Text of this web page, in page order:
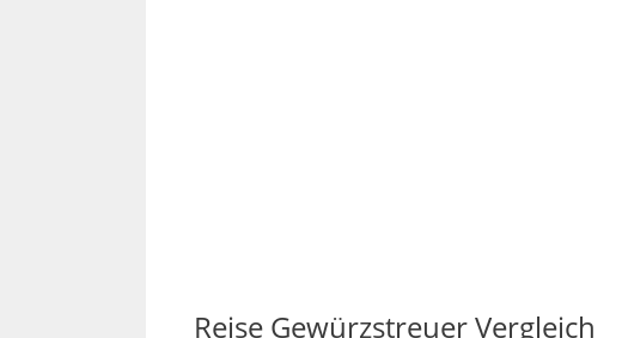
Reise Gewürzstreuer Vergleich